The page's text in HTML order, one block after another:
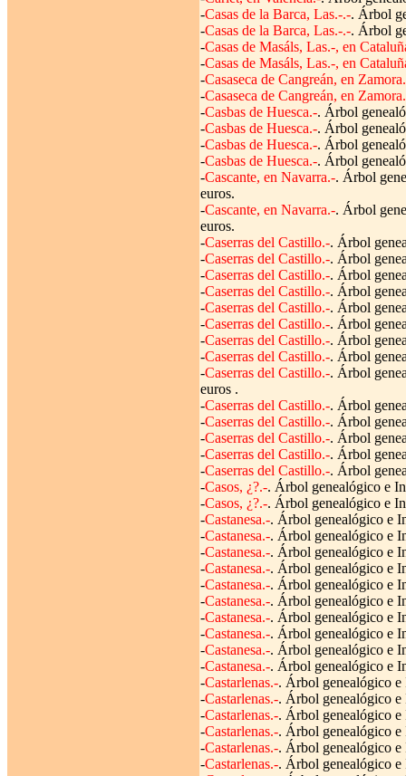
-Casas de la Barca, Las.-.-. Árbol
-Casas de la Barca, Las.-.-. Árbol
-Casas de Masáls, Las.-, en
-Casas de Masáls, Las.-, en
-Casaseca de Cangreán, en
-Casaseca de Cangreán, en
-Casbas de Huesca.-. Árbol
-Casbas de Huesca.-. Árbol
-Casbas de Huesca.-. Árbol
-Casbas de Huesca.-. Árbol
-Cascante, en Navarra.-. Árbol
euros.
-Cascante, en Navarra.-. Árbol
euros.
-Caserras del Castillo.-. Árbol
-Caserras del Castillo.-. Árbol
-Caserras del Castillo.-. Árbol
-Caserras del Castillo.-. Árbol
-Caserras del Castillo.-. Árbol
-Caserras del Castillo.-. Árbol
-Caserras del Castillo.-. Árbol
-Caserras del Castillo.-. Árbol
-Caserras del Castillo.-. Árbol
euros .
-Caserras del Castillo.-. Árbol
-Caserras del Castillo.-. Árbol
-Caserras del Castillo.-. Árbol
-Caserras del Castillo.-. Árbol
-Caserras del Castillo.-. Árbol
-Casos, ¿?.-. Árbol genealógico e
-Casos, ¿?.-. Árbol genealógico e
-Castanesa.-. Árbol genealógico e
-Castanesa.-. Árbol genealógico e
-Castanesa.-. Árbol genealógico e
-Castanesa.-. Árbol genealógico e
-Castanesa.-. Árbol genealógico e
-Castanesa.-. Árbol genealógico e
-Castanesa.-. Árbol genealógico e
-Castanesa.-. Árbol genealógico e
-Castanesa.-. Árbol genealógico e
-Castanesa.-. Árbol genealógico e
-Castarlenas.-. Árbol genealógico
-Castarlenas.-. Árbol genealógico
-Castarlenas.-. Árbol genealógico
-Castarlenas.-. Árbol genealógico
-Castarlenas.-. Árbol genealógico
-Castarlenas.-. Árbol genealógico